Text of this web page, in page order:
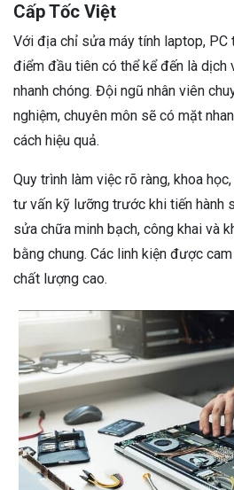
Cấp Tốc Việt
Với địa chỉ sửa máy tính laptop, PC
điểm đầu tiên có thể kể đến là dịch
nhanh chóng. Đội ngũ nhân viên
nghiệm, chuyên môn sẽ có mặt
cách hiệu quả.
Quy trình làm việc rõ ràng, khoa
tư vấn kỹ lưỡng trước khi tiến hành
sửa chữa minh bạch, công khai và
bằng chung. Các linh kiện được
chất lượng cao.